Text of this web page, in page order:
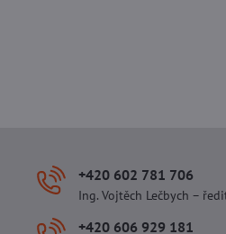
+420 602 781 706
Ing. Vojtěch Lečbych –
+420 606 929 181